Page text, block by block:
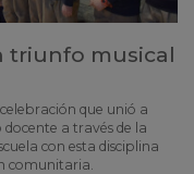
triunfo musical
que unió a
a través de la
con esta disciplina
comunitaria.